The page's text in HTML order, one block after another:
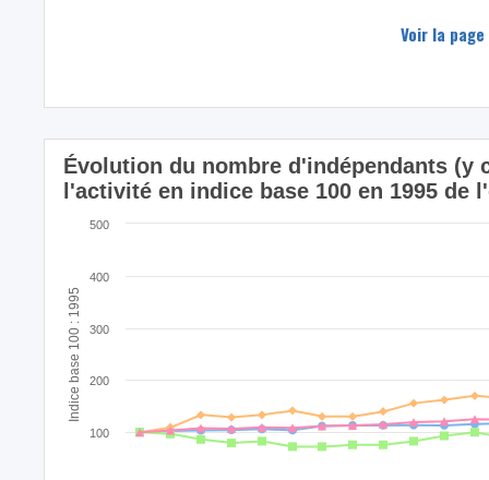
Voir la
Indice base 100 : 1995
Évolution du nombre d'indépendants (y
l'activité en indice base 100 en 1995 de
100
200
300
400
500